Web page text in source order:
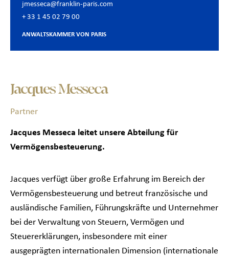
jmesseca@franklin-paris.com
+ 33 1 45 02 79 00
ANWALTSKAMMER VON PARIS
Jacques Messeca
Partner
Jacques Messeca leitet unsere Abteilung für
Vermögensbesteuerung.
Jacques verfügt über große Erfahrung im Bereich der
Vermögensbesteuerung und betreut französische und
ausländische Familien, Führungskräfte und Unternehmer
bei der Verwaltung von Steuern, Vermögen und
Steuererklärungen, insbesondere mit einer
ausgeprägten internationalen Dimension (internationale